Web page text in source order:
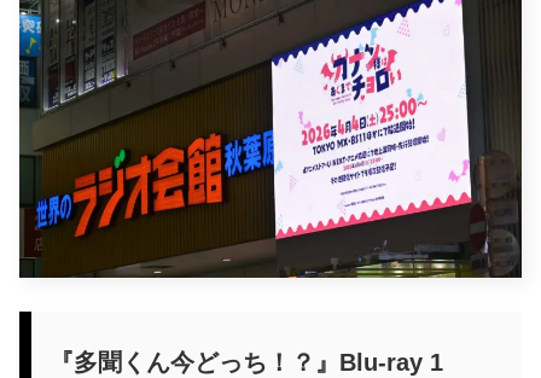
『多聞くん今どっち！？』Blu-ray 1